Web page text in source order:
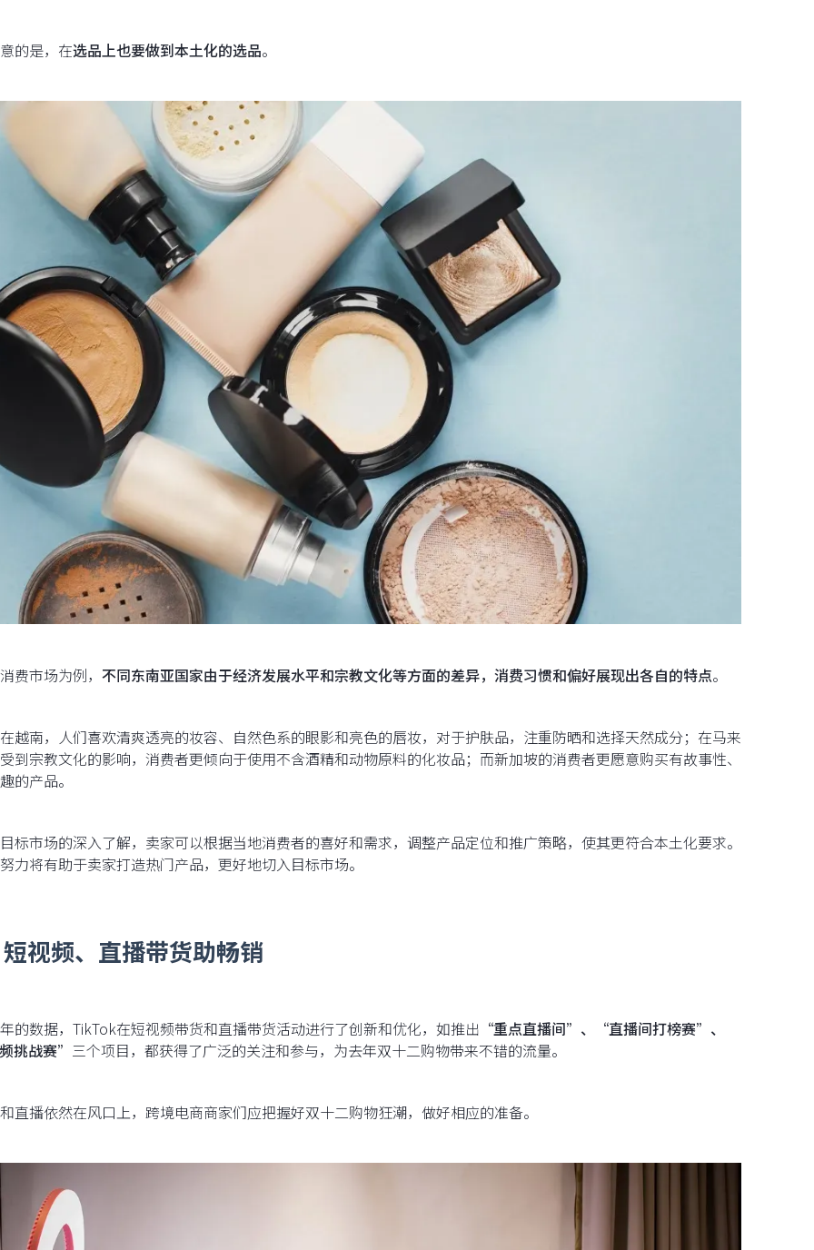
的是，在选品上也要做到本土化的选品。
费市场为例， 不同东南亚国家由于经济发展水平和宗教文化等方面的差异，消费习惯和偏好展现出各自的特点。
越南，人们喜欢清爽透亮的妆容、自然色系的眼影和亮色的唇妆，对于护肤品，注重防晒和选择天然成分；在马来
到宗教文化的影响，消费者更倾向于使用不含酒精和动物原料的化妆品；而新加坡的消费者更愿意购买有故事性、
的产品。
标市场的深入了解，卖家可以根据当地消费者的喜好和需求，调整产品定位和推广策略，使其更符合本土化要求。
力将有助于卖家打造热门产品，更好地切入目标市场。
视频、直播带货助畅销
的数据，TikTok在短视频带货和直播带货活动进行了创新和优化，如推出 “重点直播间”、“直播间打榜赛”、
挑战赛” 三个项目，都获得了广泛的关注和参与，为去年双十二购物带来不错的流量。
直播依然在风口上，跨境电商商家们应把握好双十二购物狂潮，做好相应的准备。